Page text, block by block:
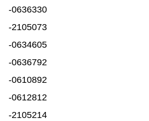
-0636330
-2105073
-0634605
-0636792
-0610892
-0612812
-2105214